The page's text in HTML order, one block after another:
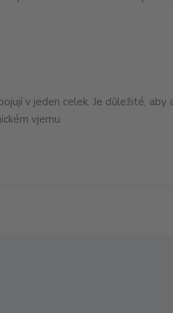
v jeden celek. Je důležité, aby
vjemu.